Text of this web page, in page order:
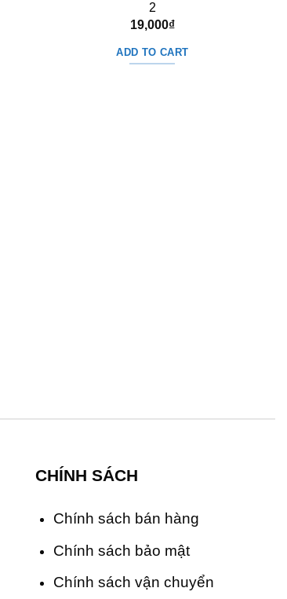
2
19,000₫
ADD TO CART
CHÍNH SÁCH
Chính sách bán hàng
Chính sách bảo mật
Chính sách vận chuyển